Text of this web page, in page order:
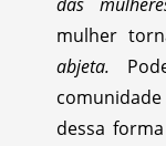
mulher
abjeta.
dessa